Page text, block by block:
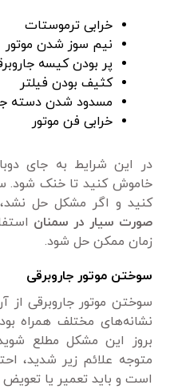
خرابی ترموستات
نیم سوز شدن موتور
پر بودن کیسه
کثیف بودن فیلتر
مسدود شدن دسته
خرابی فن موتور
در این شرایط به جای
خاموش کنید تا خنک شود.
کنید و اگر مشکل حل
صورت سیار در سمنان
زمان ممکن حل شود.
سوختن موتور جاروبرقی
سوختن موتور جاروبرقی
نشانه‌های مختلف همراه
بروز این مشکل مطلع
متوجه علائم زیر شدید،
است و باید تعمیر یا